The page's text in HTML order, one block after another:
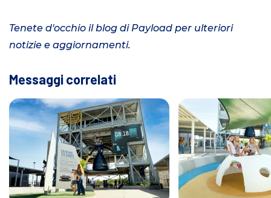
Tenete d'occhio il blog di Payload per ulteriori
notizie e aggiornamenti.
Messaggi correlati